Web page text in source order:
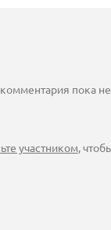
пока
участником,